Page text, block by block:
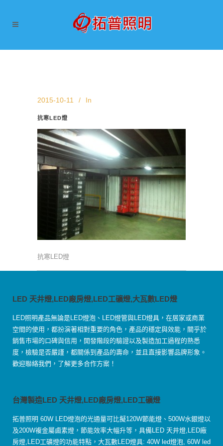
2015-10-11 In
抗寒LED燈
抗寒LED燈
LED 天井燈,LED廠房燈,LED工礦燈,大瓦數LED燈
LED照明產品無論是LED燈泡、LED燈管與LED燈具，在居家或商業
空間的使用，都扮演著相對重要的角色，產品的穩定與效能，關乎於
銷售市場的口碑與信用，開發階段的驗證以及製造加工過程的熟悉
度，檢驗是否嚴謹，都關係到產品的壽命，並且直接影響品牌形象。
歡迎聯絡我們，了解更多合作方案！
台灣製造LED 天井燈,LED廠房燈,LED工礦燈
拓普照明 60W LED燈泡的光通量可比擬120W節能燈、500W水銀燈以
及200W複金屬鹵素燈，節能效率大幅升等，具備LED 天井燈,LED廠
房燈,LED工礦燈的功能特點，大瓦數LED燈具: 40W led燈泡, 60W led